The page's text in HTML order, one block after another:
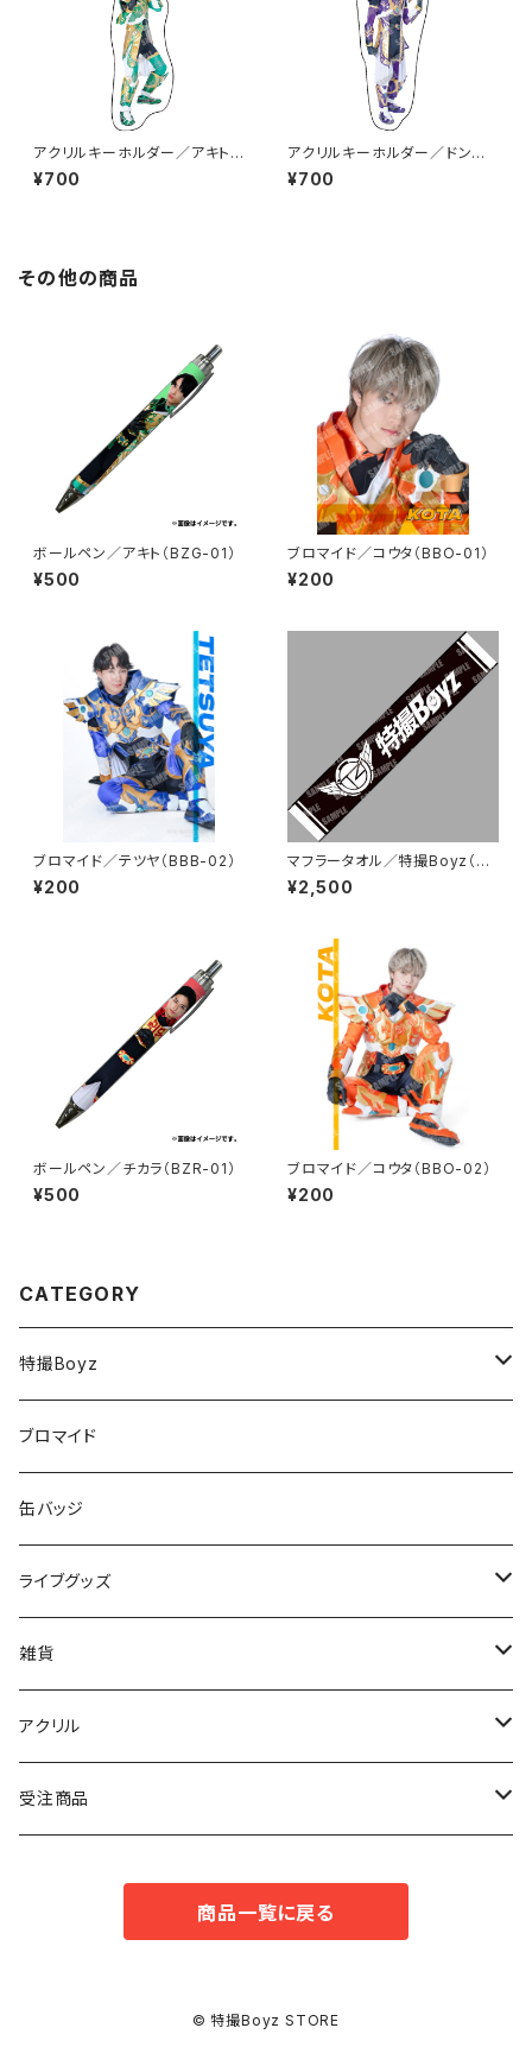
アクリルキーホルダー／アキト
（BAKG-01）
¥700
アクリルキーホルダー／ドンジ
ュン（BAKP-01）
¥700
その他の商品
ボールペン／アキト（BZG-01）
¥500
ブロマイド／コウタ（BBO-01）
¥200
ブロマイド／テツヤ（BBB-02）
¥200
マフラータオル／特撮Boyz（BL
T-01）
¥2,500
ボールペン／チカラ（BZR-01）
¥500
ブロマイド／コウタ（BBO-02）
¥200
CATEGORY
特撮Boyz
チカラ
テツヤ
トウマ
コウタ
タイセイ
アキト
ブロマイド
缶バッジ
ライブグッズ
マフラータオル
雑貨
ボールペン
アクリル
キーホルダー
受注商品
商品一覧に戻る
© 特撮Boyz STORE